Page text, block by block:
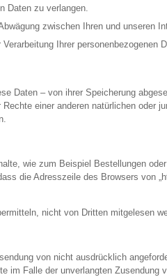
Daten zu verlangen.
zwischen Ihren und unseren
Ihrer personenbezogenen
Daten – von ihrer Speicherung
einer anderen natürlichen oder
wie zum Beispiel Bestellungen
die Adresszeile des Browsers von
nicht von Dritten mitgelesen
von nicht ausdrücklich
Falle der unverlangten Zusendung